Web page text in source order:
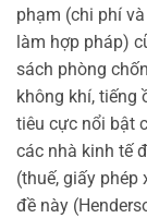
phạm (chi phí
làm hợp pháp)
sách phòng
không khí, tiếng
tiêu cực nổi bật
các nhà kinh tế
(thuế, giấy
đề này